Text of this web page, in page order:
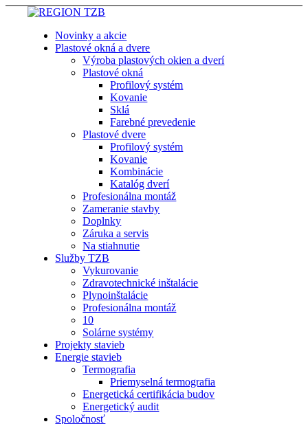
Novinky a akcie
Plastové okná a dvere
Výroba plastových okien a dverí
Plastové okná
Profilový systém
Kovanie
Sklá
Farebné prevedenie
Plastové dvere
Profilový systém
Kovanie
Kombinácie
Katalóg dverí
Profesionálna montáž
Zameranie stavby
Doplnky
Záruka a servis
Na stiahnutie
Služby TZB
Vykurovanie
Zdravotechnické inštalácie
Plynoinštalácie
Profesionálna montáž
10
Solárne systémy
Projekty stavieb
Energie stavieb
Termografia
Priemyselná termografia
Energetická certifikácia budov
Energetický audit
Spoločnosť